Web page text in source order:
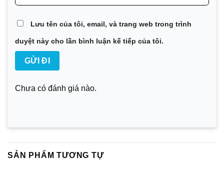
Lưu tên của tôi, email, và trang web trong trình
duyệt này cho lần bình luận kế tiếp của tôi.
Chưa có đánh giá nào.
SẢN PHẨM TƯƠNG TỰ